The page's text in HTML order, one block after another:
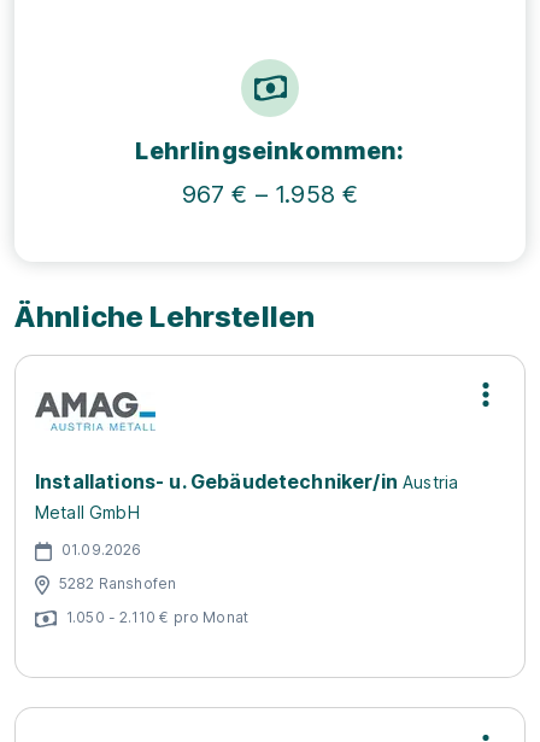
Lehrlings­einkommen:
967 € – 1.958 €
Ähnliche Lehrstellen
Installations- u. Gebäudetechniker/in Austria
Metall GmbH
01.09.2026
5282 Ranshofen
1.050 - 2.110 € pro Monat